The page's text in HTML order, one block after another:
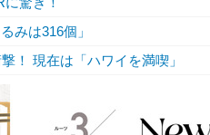
みは316個」
！ 現在は「ハワイを満喫」